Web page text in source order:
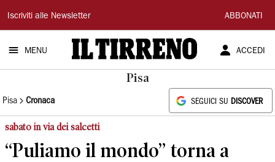
Il
Tirreno
Iscriviti alle Newsletter ABBONATI
MENU ACCEDI
Pisa
Pisa Cronaca SEGUICI SU DISCOVER
sabato in via dei salcetti
“Puliamo il mondo” torna a